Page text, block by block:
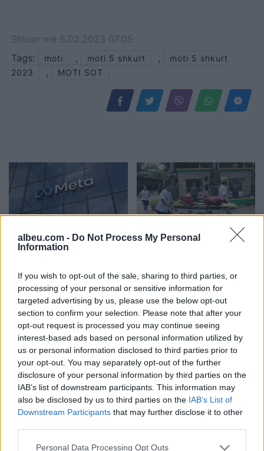
albeu.com - Do Not Process My Personal
Information
If you wish to opt-out of the sale, sharing to third parties, or
processing of your personal or sensitive information for
targeted advertising by us, please use the below opt-out
section to confirm your selection. Please note that after your
opt-out request is processed you may continue seeing
interest-based ads based on personal information utilized by
us or personal information disclosed to third parties prior to
your opt-out. You may separately opt-out of the further
disclosure of your personal information by third parties on the
IAB’s list of downstream participants. This information may
also be disclosed by us to third parties on the IAB’s List of
Downstream Participants that may further disclose it to other
Personal Data Processing Opt Outs
Shtuar më 5.02.2023 07:05
Tags:
moti , moti 5 shkurt ,
moti 5 shkurt
2023
, MOTI SOT
Meta përballet me gjobën
dollarësh për dëmtimin e
fëmijëve
Të shtëna me armë zjarri
6 të vdekur, mes tyre
edhe autori
Këmbimi valutor/ Me sa
blihen e shiten dollari dhe
euro, çfarë ndodh me
monedhat e tjera
Sot dita e 69-të e
protestës, qytetarët nuk
ndalen, të vendosur deri
në largimin e kryeministrit